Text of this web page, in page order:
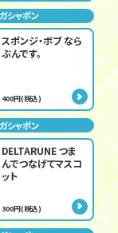
ガシャポン
スポンジ・ボブ なら
ぶんです。
400円(税込)
ガシャポン
DELTARUNE つま
んでつなげてマスコ
ット
300円(税込)